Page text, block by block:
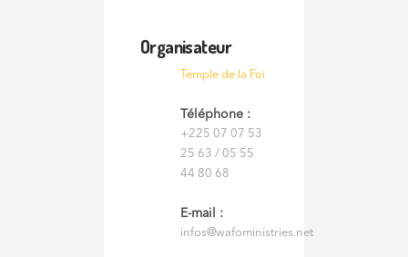
Organisateur
Temple de la Foi
Téléphone :
+225 07 07 53
25 63 / 05 55
44 80 68
E-mail :
infos@wafoministries.net